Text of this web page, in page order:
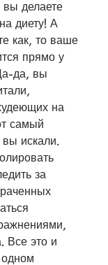
вы делаете
диету! А
как, то ваше
прямо у
да, вы
на
самый
искали.
за
Все это и
одном